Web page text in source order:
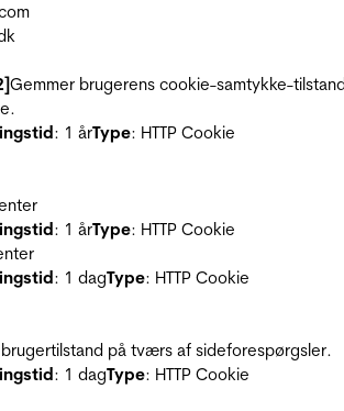
Gemmer brugerens cookie-samtykke-
: 1 årType: HTTP Cookie
: 1 årType: HTTP Cookie
: 1 dagType: HTTP Cookie
på tværs af sideforespørgsler.
: 1 dagType: HTTP Cookie